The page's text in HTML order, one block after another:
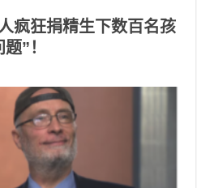
疯狂捐精生下数百名孩
”！